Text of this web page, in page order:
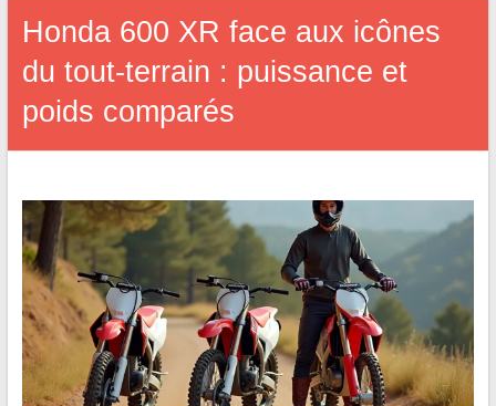
Honda 600 XR face aux icônes
du tout-terrain : puissance et
poids comparés